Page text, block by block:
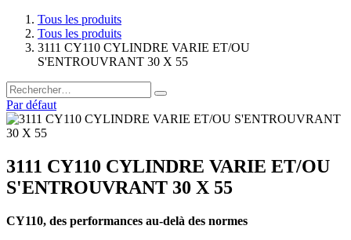
Tous les produits
Tous les produits
3111 CY110 CYLINDRE VARIE ET/OU
S'ENTROUVRANT 30 X 55
Par défaut
3111 CY110 CYLINDRE VARIE ET/OU
S'ENTROUVRANT 30 X 55
CY110, des performances au-delà des normes